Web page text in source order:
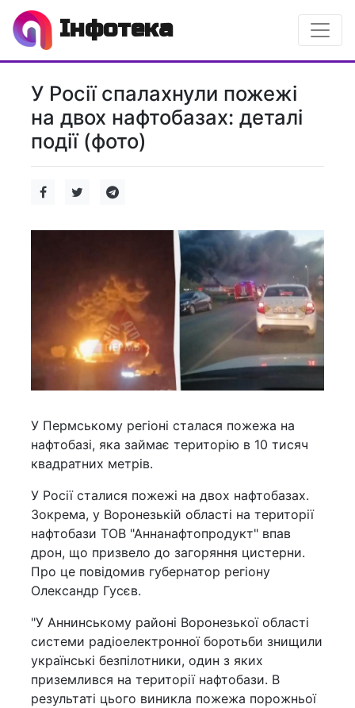
Інфотека
У Росії спалахнули пожежі
на двох нафтобазах: деталі
події (фото)
У Пермському регіоні сталася пожежа на
нафтобазі, яка займає територію в 10 тисяч
квадратних метрів.
У Росії сталися пожежі на двох нафтобазах.
Зокрема, у Воронезькій області на території
нафтобази ТОВ "Аннанафтопродукт" впав
дрон, що призвело до загоряння цистерни.
Про це повідомив губернатор регіону
Олександр Гусєв.
"У Аннинському районі Воронезької області
системи радіоелектронної боротьби знищили
українські безпілотники, один з яких
приземлився на території нафтобази. В
результаті цього виникла пожежа порожньої